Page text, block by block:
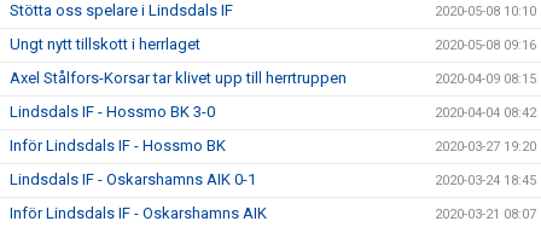
Stötta oss spelare i Lindsdals IF 2020-05-08 10:10
Ungt nytt tillskott i herrlaget 2020-05-08 09:16
Axel Stålfors-Korsar tar klivet upp till herrtruppen 2020-04-09 08:15
Lindsdals IF - Hossmo BK 3-0 2020-04-04 08:42
Inför Lindsdals IF - Hossmo BK 2020-03-27 19:20
Lindsdals IF - Oskarshamns AIK 0-1 2020-03-24 18:45
Inför Lindsdals IF - Oskarshamns AIK 2020-03-21 08:07